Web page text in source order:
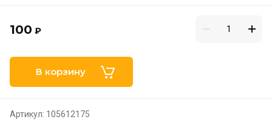
100 ₽
В корзину
Артикул: 105612175